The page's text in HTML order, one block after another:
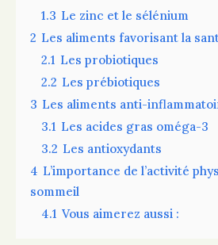
1.3 Le zinc et le sélénium
2 Les aliments favorisant la
2.1 Les probiotiques
2.2 Les prébiotiques
3 Les aliments anti-
3.1 Les acides gras oméga-3
3.2 Les antioxydants
4 L’importance de l’activité
sommeil
4.1 Vous aimerez aussi :